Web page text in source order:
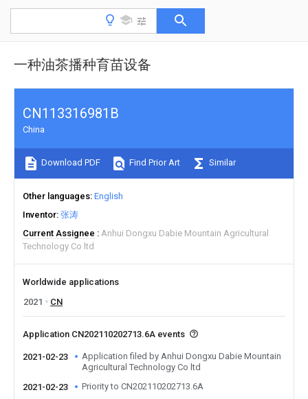
一种油茶播种育苗设备
CN113316981B
China
Download PDF Find Prior Art Similar
Other languages English
Inventor 张涛
Current Assignee
Anhui Dongxu Dabie Mountain Agricultural
Technology Co ltd
Worldwide applications
2021
CN
Application CN202110202713.6A events
2021-02-23
Application filed by Anhui Dongxu Dabie Mountain
Agricultural Technology Co ltd
2021-02-23
Priority to CN202110202713.6A